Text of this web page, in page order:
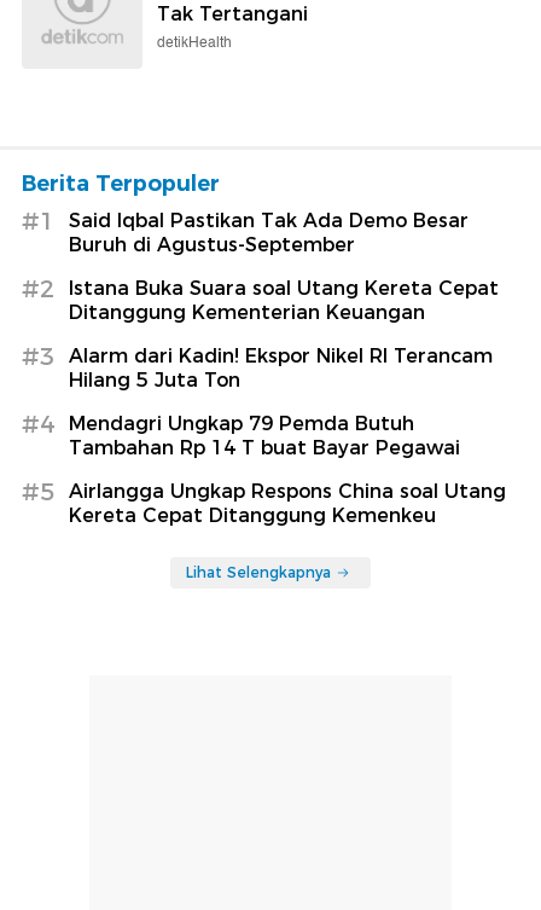
Tak Tertangani
detikHealth
Berita Terpopuler
#1
Said Iqbal Pastikan Tak Ada Demo Besar
Buruh di Agustus-September
#2
Istana Buka Suara soal Utang Kereta Cepat
Ditanggung Kementerian Keuangan
#3
Alarm dari Kadin! Ekspor Nikel RI Terancam
Hilang 5 Juta Ton
#4
Mendagri Ungkap 79 Pemda Butuh
Tambahan Rp 14 T buat Bayar Pegawai
#5
Airlangga Ungkap Respons China soal Utang
Kereta Cepat Ditanggung Kemenkeu
Lihat Selengkapnya